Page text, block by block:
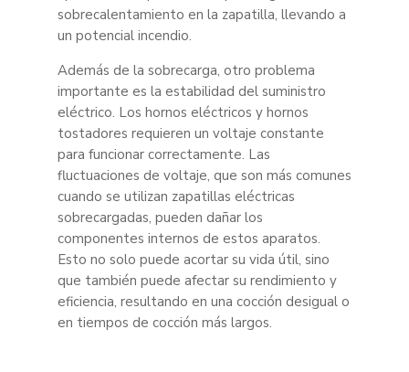
sobrecalentamiento en la zapatilla, llevando a
un potencial incendio.
Además de la sobrecarga, otro problema
importante es la estabilidad del suministro
eléctrico. Los hornos eléctricos y hornos
tostadores requieren un voltaje constante
para funcionar correctamente. Las
fluctuaciones de voltaje, que son más comunes
cuando se utilizan zapatillas eléctricas
sobrecargadas, pueden dañar los
componentes internos de estos aparatos.
Esto no solo puede acortar su vida útil, sino
que también puede afectar su rendimiento y
eficiencia, resultando en una cocción desigual o
en tiempos de cocción más largos.